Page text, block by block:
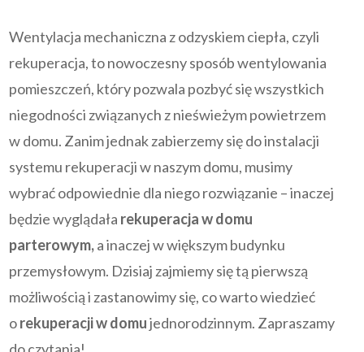
Wentylacja mechaniczna z odzyskiem ciepła, czyli
rekuperacja, to nowoczesny sposób wentylowania
pomieszczeń, który pozwala pozbyć się wszystkich
niegodności związanych z nieświeżym powietrzem
w domu. Zanim jednak zabierzemy się do instalacji
systemu rekuperacji w naszym domu, musimy
wybrać odpowiednie dla niego rozwiązanie – inaczej
będzie wyglądała rekuperacja w domu
parterowym,a inaczej w większym budynku
przemysłowym. Dzisiaj zajmiemy się tą pierwszą
możliwością i zastanowimy się, co warto wiedzieć
orekuperacji w domujednorodzinnym. Zapraszamy